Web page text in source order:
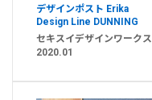
デザインポスト Erika
Design Line DUNNING
セキスイデザインワークス
2020.01